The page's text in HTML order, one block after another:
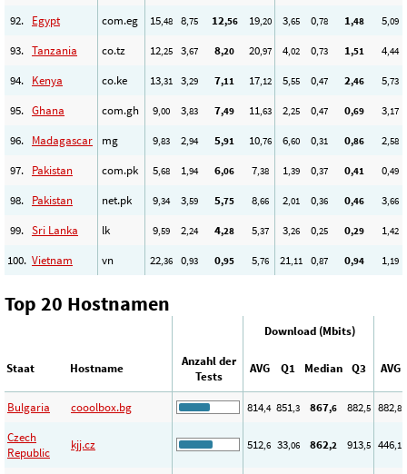
92. Egypt com.eg 15,48 8,75 12,56 19,20 3,65 0,78 1,48 5,09
93. Tanzania co.tz 12,25 3,67 8,20 20,97 4,02 0,73 1,51 4,44
94. Kenya co.ke 13,31 3,29 7,11 17,12 5,55 0,47 2,46 5,73
95. Ghana com.gh 9,00 3,83 7,49 11,63 2,25 0,47 0,69 3,17
96. Madagascar mg 9,83 2,94 5,91 10,76 6,60 0,31 0,86 2,58
97. Pakistan com.pk 5,68 1,94 6,06 7,38 1,39 0,37 0,41 0,49
98. Pakistan net.pk 9,34 3,59 5,75 8,66 2,01 0,36 0,46 3,66
99. Sri Lanka lk 9,59 2,24 4,28 5,37 3,26 0,25 0,29 1,42
100. Vietnam vn 22,36 0,93 0,95 5,76 21,11 0,87 0,94 1,19
Top 20 Hostnamen
Download (Mbits)
Staat Hostname
Anzahl der
Tests
AVG Q1 Median Q3 AVG
Bulgaria cooolbox.bg 814,4 851,3 867,6 882,5 882,8
Czech
Republic
kjj.cz 512,6 33,06 862,2 913,5 446,1